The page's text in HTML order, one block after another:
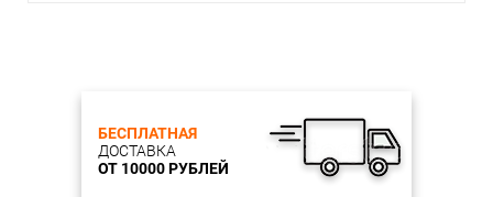
БЕСПЛАТНАЯ
ДОСТАВКА
ОТ 10000 РУБЛЕЙ